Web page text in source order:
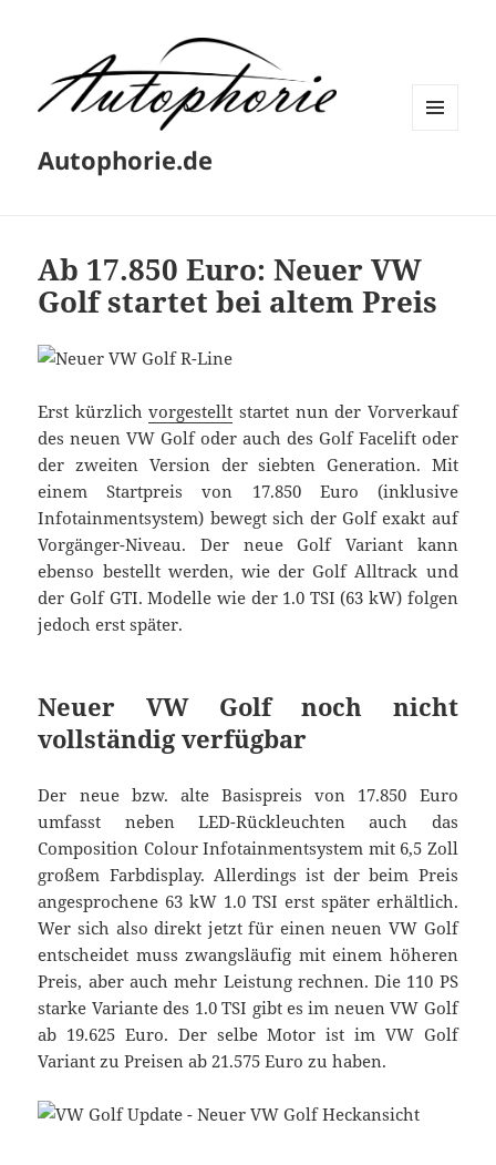
Autophorie.de
Ab 17.850 Euro: Neuer VW
Golf startet bei altem Preis
Erst kürzlichvorgestellt startet nun der Vorverkauf
des neuen VW Golf oder auch des Golf Facelift oder
der zweiten Version der siebten Generation. Mit
einem Startpreis von 17.850 Euro (inklusive
Infotainmentsystem) bewegt sich der Golf exakt auf
Vorgänger-Niveau. Der neue Golf Variant kann
ebenso bestellt werden, wie der Golf Alltrack und
der Golf GTI. Modelle wie der 1.0 TSI (63 kW) folgen
jedoch erst später.
Neuer VW Golf noch nicht
vollständig verfügbar
Der neue bzw. alte Basispreis von 17.850 Euro
umfasst neben LED-Rückleuchten auch das
Composition Colour Infotainmentsystem mit 6,5 Zoll
großem Farbdisplay. Allerdings ist der beim Preis
angesprochene 63 kW 1.0 TSI erst später erhältlich.
Wer sich also direkt jetzt für einen neuen VW Golf
entscheidet muss zwangsläufig mit einem höheren
Preis, aber auch mehr Leistung rechnen. Die 110 PS
starke Variante des 1.0 TSI gibt es im neuen VW Golf
ab 19.625 Euro. Der selbe Motor ist im VW Golf
Variant zu Preisen ab 21.575 Euro zu haben.